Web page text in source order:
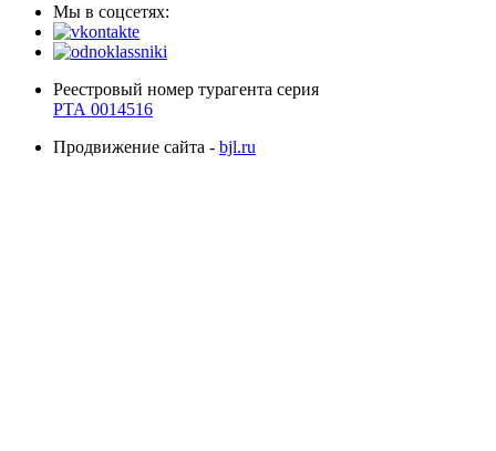
Мы в соцсетях:
Реестровый номер турагента серия
РТА 0014516
Продвижение сайта - bjl.ru